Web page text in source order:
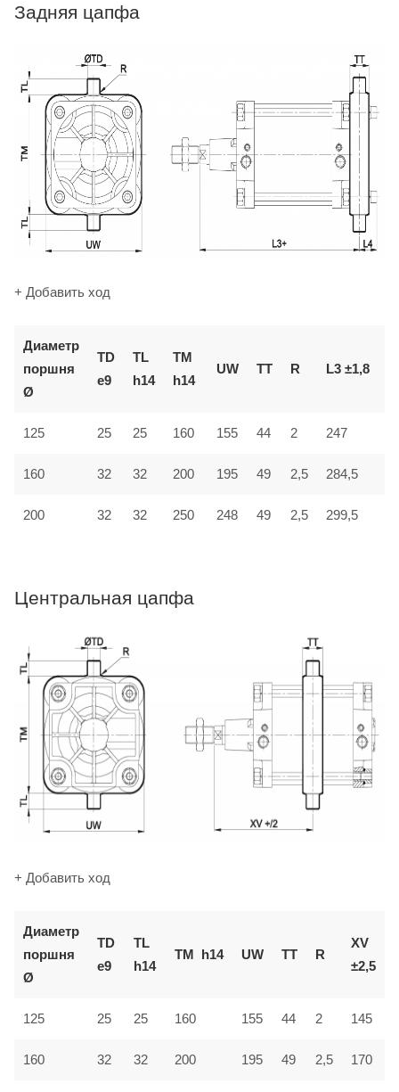
Задняя цапфа
+ Добавить ход
Диаметр
поршня
Ø
TD
e9
TL
h14
TM
h14
UW TT R L3 ±1,8
125 25 25 160 155 44 2 247
160 32 32 200 195 49 2,5 284,5
200 32 32 250 248 49 2,5 299,5
Центральная цапфа
+ Добавить ход
Диаметр
поршня
Ø
TD
e9
TL
h14
TM h14 UW TT R
XV
±2,5
125 25 25 160 155 44 2 145
160 32 32 200 195 49 2,5 170